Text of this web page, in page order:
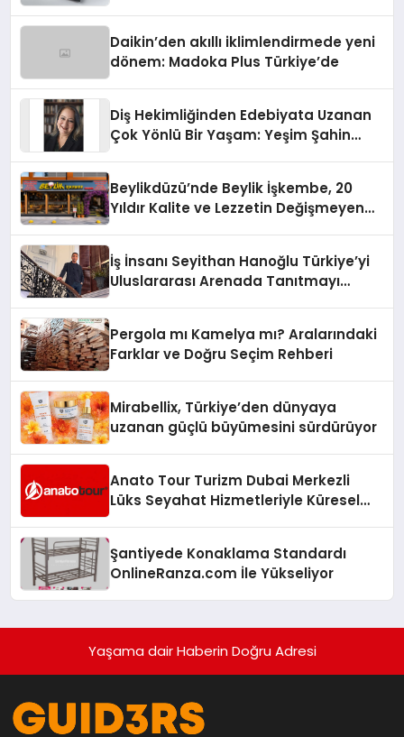
Daikin’den akıllı iklimlendirmede yeni
dönem: Madoka Plus Türkiye’de
Diş Hekimliğinden Edebiyata Uzanan
Çok Yönlü Bir Yaşam: Yeşim Şahin
Beylikdüzü’nde Beylik İşkembe, 20
Yıldır Kalite ve Lezzetin Değişmeyen
İş İnsanı Seyithan Hanoğlu Türkiye’yi
Uluslararası Arenada Tanıtmayı
Pergola mı Kamelya mı? Aralarındaki
Farklar ve Doğru Seçim Rehberi
Mirabellix, Türkiye’den dünyaya
uzanan güçlü büyümesini sürdürüyor
Anato Tour Turizm Dubai Merkezli
Lüks Seyahat Hizmetleriyle Küresel
Şantiyede Konaklama Standardı
OnlineRanza.com İle Yükseliyor
Yaşama dair Haberin Doğru Adresi